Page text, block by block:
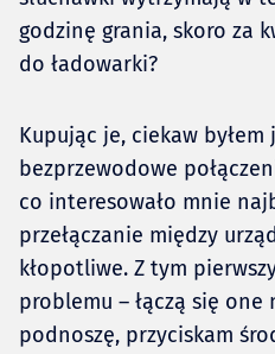
godzinę grania, skoro za
do ładowarki?
Kupując je, ciekaw byłem
bezprzewodowe
co interesowało mnie
przełączanie między
kłopotliwe. Z tym
problemu – łączą się
podnoszę, przyciskam